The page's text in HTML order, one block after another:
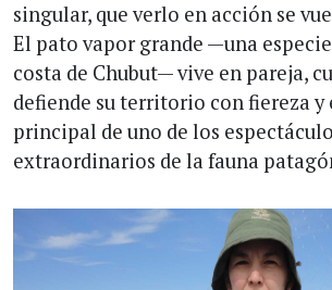
singular, que verlo en acción se
El pato vapor grande —una
costa de Chubut— vive en pareja,
defiende su territorio con fiereza y
principal de uno de los
extraordinarios de la fauna